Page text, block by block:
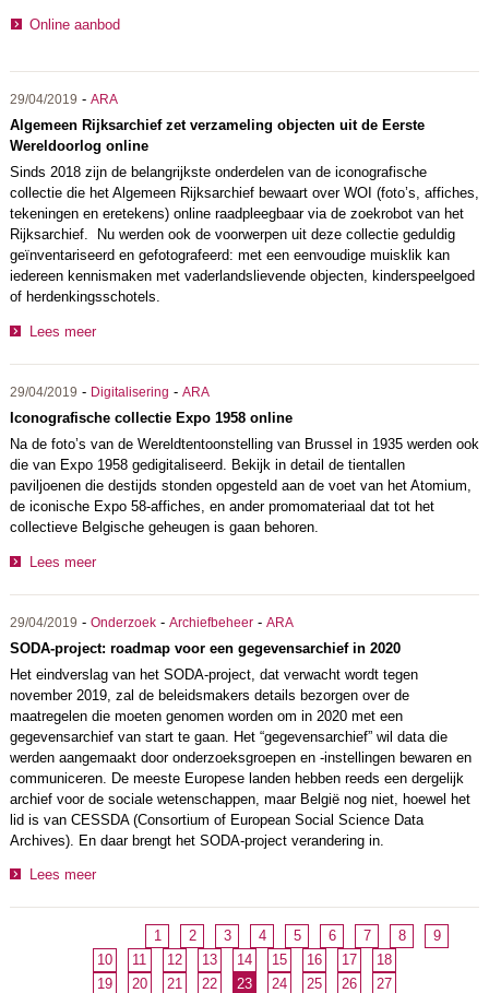
Online aanbod
29/04/2019 - ARA
Algemeen Rijksarchief zet verzameling objecten uit de Eerste
Wereldoorlog online
Sinds 2018 zijn de belangrijkste onderdelen van de iconografische
collectie die het Algemeen Rijksarchief bewaart over WOI (foto’s, affiches,
tekeningen en eretekens) online raadpleegbaar via de zoekrobot van het
Rijksarchief. Nu werden ook de voorwerpen uit deze collectie geduldig
geïnventariseerd en gefotografeerd: met een eenvoudige muisklik kan
iedereen kennismaken met vaderlandslievende objecten, kinderspeelgoed
of herdenkingsschotels.
Lees meer
29/04/2019 - Digitalisering - ARA
Iconografische collectie Expo 1958 online
Na de foto’s van de Wereldtentoonstelling van Brussel in 1935 werden ook
die van Expo 1958 gedigitaliseerd. Bekijk in detail de tientallen
paviljoenen die destijds stonden opgesteld aan de voet van het Atomium,
de iconische Expo 58-affiches, en ander promomateriaal dat tot het
collectieve Belgische geheugen is gaan behoren.
Lees meer
29/04/2019 - Onderzoek- Archiefbeheer- ARA
SODA-project: roadmap voor een gegevensarchief in 2020
Het eindverslag van het SODA-project, dat verwacht wordt tegen
november 2019, zal de beleidsmakers details bezorgen over de
maatregelen die moeten genomen worden om in 2020 met een
gegevensarchief van start te gaan. Het “gegevensarchief” wil data die
werden aangemaakt door onderzoeksgroepen en -instellingen bewaren en
communiceren. De meeste Europese landen hebben reeds een dergelijk
archief voor de sociale wetenschappen, maar België nog niet, hoewel het
lid is van CESSDA (Consortium of European Social Science Data
Archives). En daar brengt het SODA-project verandering in.
Lees meer
1 2 3 4 5 6 7 8
9
10
11 12 13 14 15 16 17
18
19
20 21 22 23 24 25 26 27